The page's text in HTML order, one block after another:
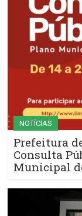
NOTÍCIAS
Prefeitura
Consulta
Municipal